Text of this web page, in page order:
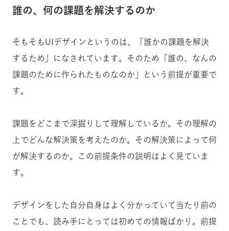
誰の、何の課題を解決するのか
そもそもUIデザインというのは、「誰かの課題を解決
するため」になされています。そのため「誰の、なんの
課題のために作られたものなのか」という前提が重要で
す。
課題をどこまで深掘りして理解しているか。その理解の
上でどんな解決策を考えたのか。その解決策によって何
が解決するのか。この前提条件の説明はよく見ていま
す。
デザインをした自分自身はよく分かっていて当たり前の
ことでも、読み手にとっては初めての情報ばかり。前提